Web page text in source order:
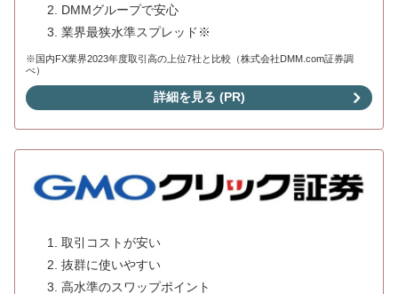
DMMグループで安心
業界最狭水準スプレッド※
※国内FX業界2023年度取引高の上位7社と比較（株式会社DMM.com証券調
べ）
詳細を見る (PR)
取引コストが安い
抜群に使いやすい
高水準のスワップポイント